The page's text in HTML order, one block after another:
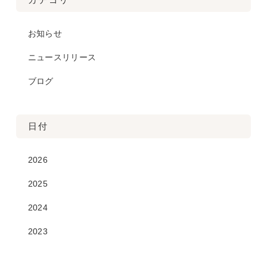
お知らせ
ニュースリリース
ブログ
日付
2026
2025
2024
2023